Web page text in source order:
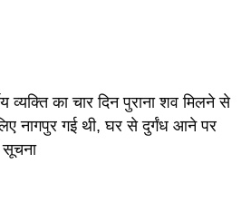
व्यक्ति का चार दिन पुराना शव मिलने से
नागपुर गई थी, घर से दुर्गंध आने पर
सूचना